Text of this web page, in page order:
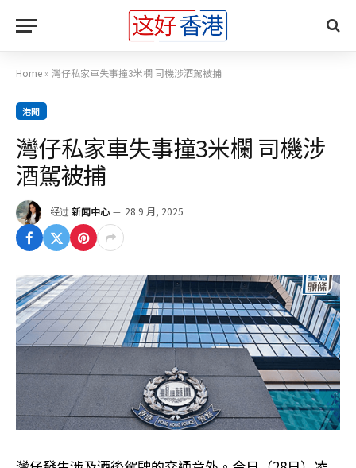
Home » 灣仔私家車失事撞3米欄 司機涉酒駕被捕
港聞
灣仔私家車失事撞3米欄 司機涉
酒駕被捕
经过 新闻中心 28 9 月, 2025